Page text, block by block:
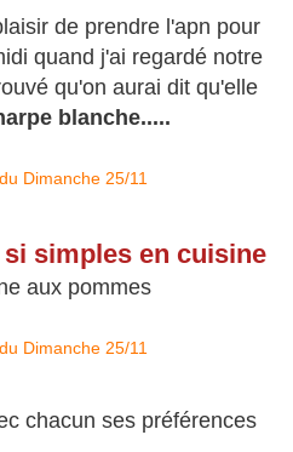
de prendre l'apn pour
quand j'ai regardé notre
qu'on aurai dit qu'elle
blanche.....
simples en cuisine
aux pommes
chacun ses préférences